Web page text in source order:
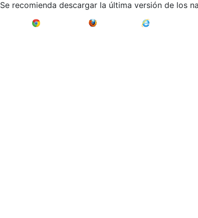
Se recomienda descargar la última versión de los